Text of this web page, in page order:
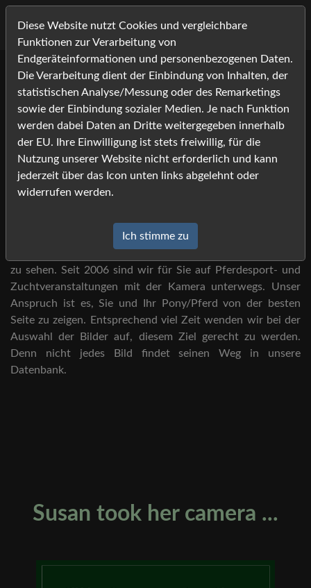
Willkommen bei Foto-
Job.com -
Ihrem Bildershop rund um die
Pferdefotografie!
Sie haben Foto-Job auf der Veranstaltung gesehen?
zu sehen. Seit 2006 sind wir für Sie auf Pferdesport- und
Zuchtveranstaltungen mit der Kamera unterwegs. Unser
Anspruch ist es, Sie und Ihr Pony/Pferd von der besten
Seite zu zeigen. Entsprechend viel Zeit wenden wir bei der
Auswahl der Bilder auf, diesem Ziel gerecht zu werden.
Denn nicht jedes Bild findet seinen Weg in unsere
Datenbank.
Susan took her camera ...
Diese Website nutzt Cookies und vergleichbare
Funktionen zur Verarbeitung von
Endgeräteinformationen und personenbezogenen Daten.
Die Verarbeitung dient der Einbindung von Inhalten, der
statistischen Analyse/Messung oder des Remarketings
sowie der Einbindung sozialer Medien. Je nach Funktion
werden dabei Daten an Dritte weitergegeben innerhalb
der EU. Ihre Einwilligung ist stets freiwillig, für die
Nutzung unserer Website nicht erforderlich und kann
jederzeit über das Icon unten links abgelehnt oder
widerrufen werden.
Ich stimme zu